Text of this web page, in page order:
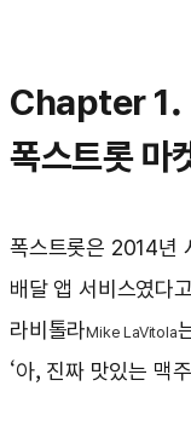
Chapter 1.
폭스트롯 마
폭스트롯은 2014년
배달 앱 서비스였다
라비톨라Mike LaVitola
‘아, 진짜 맛있는 맥